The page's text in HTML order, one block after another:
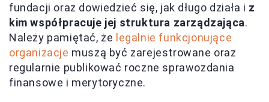
fundacji oraz dowiedzieć się, jak długo działa i z
kim współpracuje jej struktura zarządzająca.
Należy pamiętać, że legalnie funkcjonujące
organizacje muszą być zarejestrowane oraz
regularnie publikować roczne sprawozdania
finansowe i merytoryczne.